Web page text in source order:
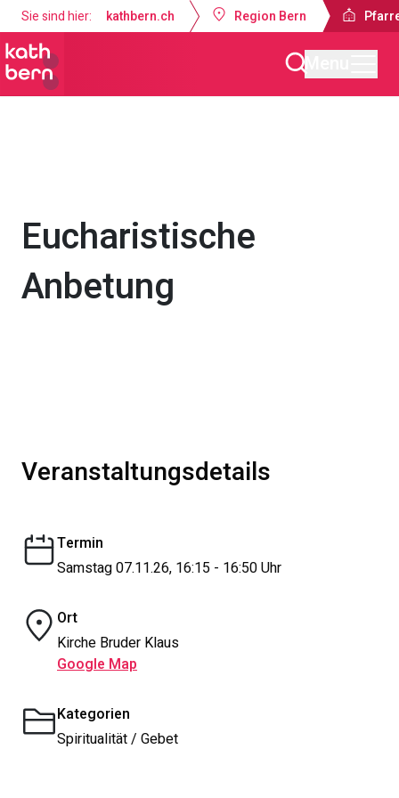
Sie sind hier: kathbern.ch Region Bern
Eucharistische
Anbetung
Veranstaltungsdetails
Termin
Samstag 07.11.26, 16:15 - 16:50 Uhr
Ort
Kirche Bruder Klaus
Google Map
Kategorien
Spiritualität / Gebet